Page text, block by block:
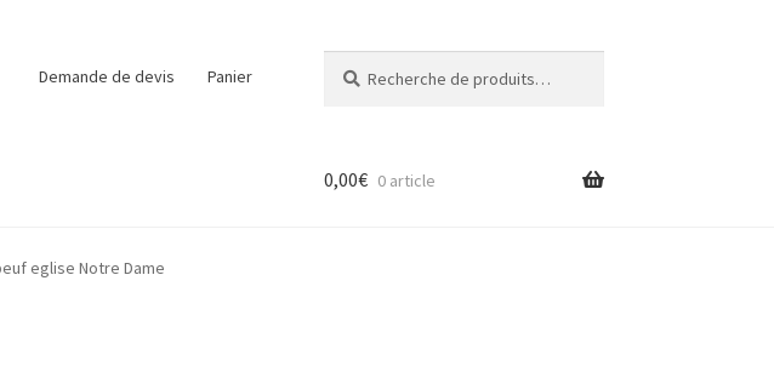
Demande de devis Panier
pour :
0,00€ 0 article
eglise Notre Dame